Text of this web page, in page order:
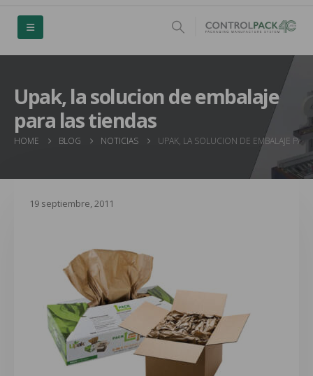
Upak, la solucion de embalaje
para las tiendas
HOME BLOG NOTICIAS UPAK, LA SOLUCION DE EMBALAJE
19 septiembre, 2011